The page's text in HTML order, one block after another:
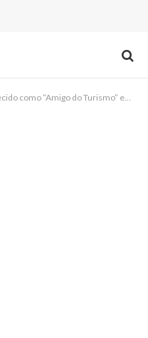
“Amigo do Turismo” em evento estadual